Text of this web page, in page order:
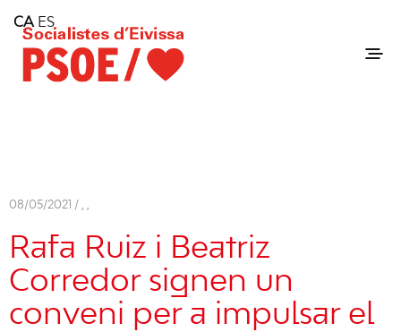
Consell Insular d'Eivissa
Services
Contact
08/05/2021 / , ,
Rafa Ruiz i Beatriz
Corredor signen un
conveni per a impulsar el
CA ES